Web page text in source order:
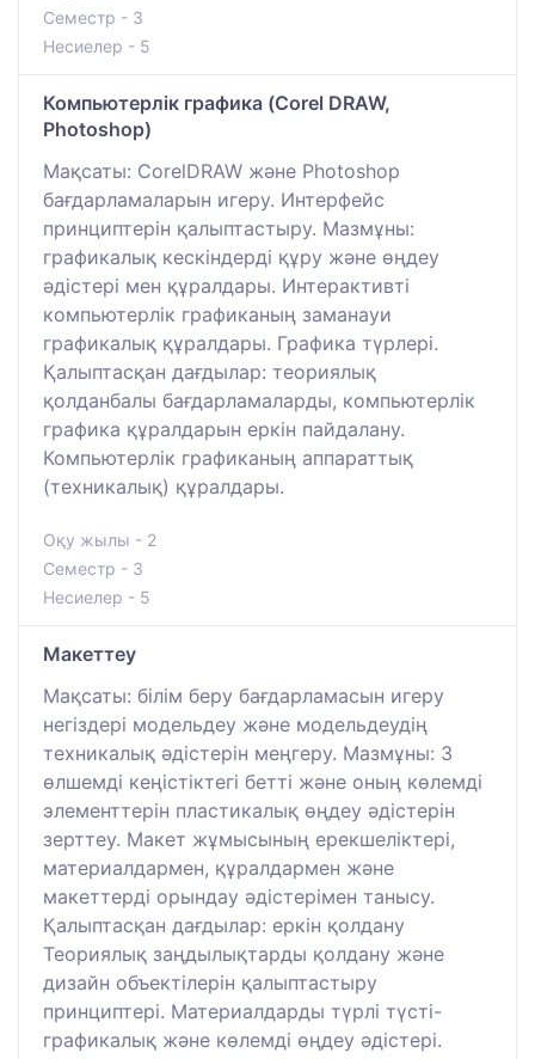
Семестр - 3
Несиелер - 5
Компьютерлік графика (Corel DRAW,
Photoshop)
Мақсаты: CorelDRAW және Photoshop
бағдарламаларын игеру. Интерфейс
принциптерін қалыптастыру. Мазмұны:
графикалық кескіндерді құру және өңдеу
әдістері мен құралдары. Интерактивті
компьютерлік графиканың заманауи
графикалық құралдары. Графика түрлері.
Қалыптасқан дағдылар: теориялық
қолданбалы бағдарламаларды, компьютерлік
графика құралдарын еркін пайдалану.
Компьютерлік графиканың аппараттық
(техникалық) құралдары.
Оқу жылы - 2
Семестр - 3
Несиелер - 5
Макеттеу
Мақсаты: білім беру бағдарламасын игеру
негіздері модельдеу және модельдеудің
техникалық әдістерін меңгеру. Мазмұны: 3
өлшемді кеңістіктегі бетті және оның көлемді
элементтерін пластикалық өңдеу әдістерін
зерттеу. Макет жұмысының ерекшеліктері,
материалдармен, құралдармен және
макеттерді орындау әдістерімен танысу.
Қалыптасқан дағдылар: еркін қолдану
Теориялық заңдылықтарды қолдану және
дизайн объектілерін қалыптастыру
принциптері. Материалдарды түрлі түсті-
графикалық және көлемді өңдеу әдістері.